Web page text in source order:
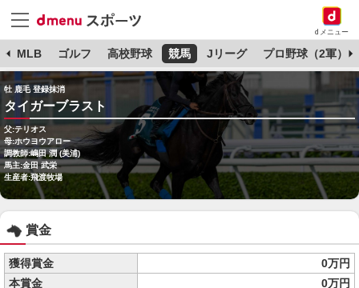
dメニュー
MLB ゴルフ 高校野球 競馬 Jリーグ プロ野球（2軍）
牡 鹿毛 登録抹消
タイガーブラスト
父:テリオス
母:ホウヨウアロー
調教師:嶋田 潤 (美浦)
馬主:金田 武栄
生産者:飛渡牧場
賞金
獲得賞金
0万円
本賞金
0万円